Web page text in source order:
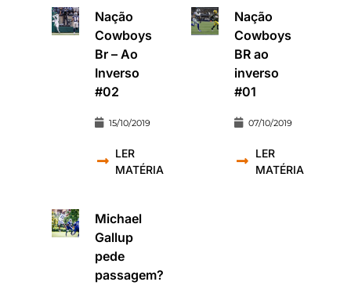
Nação
Cowboys
Br – Ao
Inverso
#02
15/10/2019
LER
MATÉRIA
Nação
Cowboys
BR ao
inverso
#01
07/10/2019
LER
MATÉRIA
Michael
Gallup
pede
passagem?